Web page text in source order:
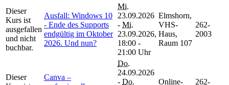
Dieser
Kurs ist
ausgefallen
und nicht
buchbar.
Ausfall: Windows 10
- Ende des Supports
endgültig im Oktober
2026. Und nun?
Mi.
23.09.2026
- Mi.
23.09.2026,
18:00 -
21:00 Uhr
Elmshorn,
VHS-
Haus,
Raum 107
262-
2003
Dieser
Canva –
Do.
24.09.2026
- Do.
Online-
262-